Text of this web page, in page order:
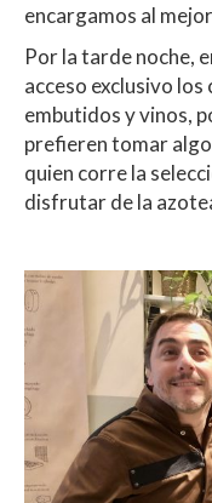
encargamos al
Por la tarde noche,
acceso exclusivo
embutidos y vinos,
prefieren tomar
quien corre la
disfrutar de la